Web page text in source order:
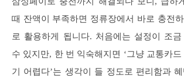
때 잔액이 부족하면 정류장에서 바로 충전
로 활용하게 됩니다. 처음에는 설정이 조
수 있지만, 한 번 익숙해지면 ‘그냥 교통카
기 어렵다’는 생각이 들 정도로 편리함과